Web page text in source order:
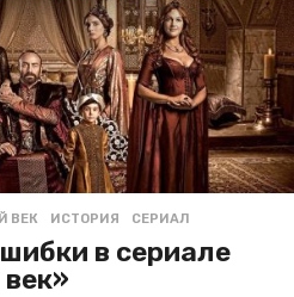
ВЕК ,ИСТОРИЯ ,СЕРИАЛ
в сериале